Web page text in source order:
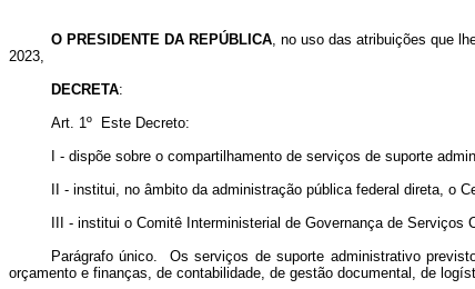
O PRESIDENTE DA REPÚBLICA, no uso das atribuições que
2023,
DECRETA:
Art. 1º Este Decreto:
I - dispõe sobre o compartilhamento de serviços de suporte
II - institui, no âmbito da administração pública federal direta, o
III - institui o Comitê Interministerial de Governança de Serviços
Parágrafo único. Os serviços de suporte administrativo
orçamento e finanças, de contabilidade, de gestão documental, de